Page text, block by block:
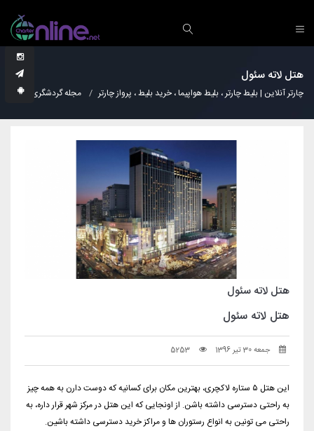
هتل لاته سئول
چارتر آنلاین | بلیط چارتر ، بلیط هواپیما ، خرید بلیط ، پرواز چارتر مجله گردشگری
هتل لاته سئول
هتل لاته سئول
جمعه 30 تیر 1396 5253
این هتل ۵ ستاره لاکچری، بهترین مکان برای کسانیه که دوست دارن به همه چیز
به راحتی دسترسی داشته باشن. از اونجایی که این هتل در مرکز شهر قرار داره، به
راحتی می تونین به انواع رستوران ها و مراکز خرید دسترسی داشته باشین.